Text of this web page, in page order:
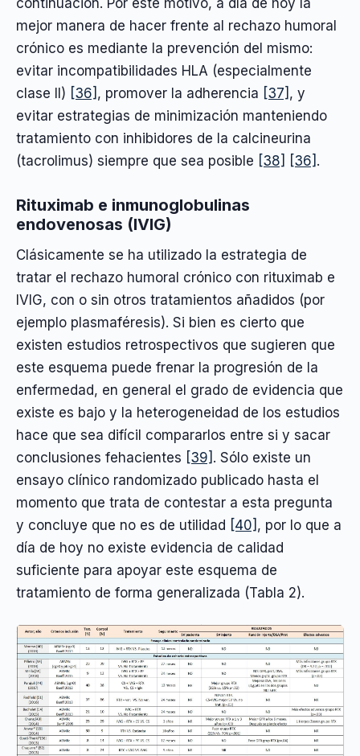
mejor manera de hacer frente al rechazo humoral
crónico es mediante la prevención del mismo:
evitar incompatibilidades HLA (especialmente
clase II) [36] , promover la adherencia [37] , y
evitar estrategias de minimización manteniendo
tratamiento con inhibidores de la calcineurina
(tacrolimus) siempre que sea posible [38] [36] .
Rituximab e inmunoglobulinas
endovenosas (IVIG)
Clásicamente se ha utilizado la estrategia de
tratar el rechazo humoral crónico con rituximab e
IVIG, con o sin otros tratamientos añadidos (por
ejemplo plasmaféresis). Si bien es cierto que
existen estudios retrospectivos que sugieren que
este esquema puede frenar la progresión de la
enfermedad, en general el grado de evidencia que
existe es bajo y la heterogeneidad de los estudios
hace que sea difícil compararlos entre si y sacar
conclusiones fehacientes [39] . Sólo existe un
ensayo clínico randomizado publicado hasta el
momento que trata de contestar a esta pregunta
y concluye que no es de utilidad [40] , por lo que a
día de hoy no existe evidencia de calidad
suficiente para apoyar este esquema de
tratamiento de forma generalizada (Tabla 2).